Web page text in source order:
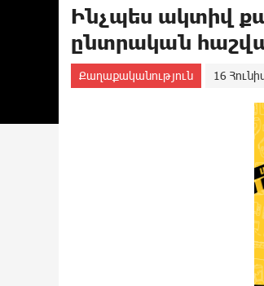
Ինչպես ակտիվ
ընտրական
Քաղաքականություն 16